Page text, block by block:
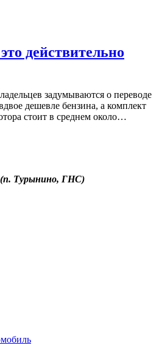
действительно
задумываются о переводе
дешевле бензина, а комплект
стоит в среднем около…
(п. Турынино, ГНС)